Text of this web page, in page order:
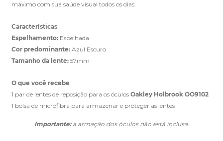
máximo com sua saúde visual todos os dias.
Características
Espelhamento: Espelhada
Cor predominante: Azul Escuro
Tamanho da lente: 57mm
O que você recebe
1 par de lentes de reposição para os óculos Oakley Holbrook OO9102
1 bolsa de microfibra para armazenar e proteger as lentes
Importante:a armação dos óculos não está inclusa.